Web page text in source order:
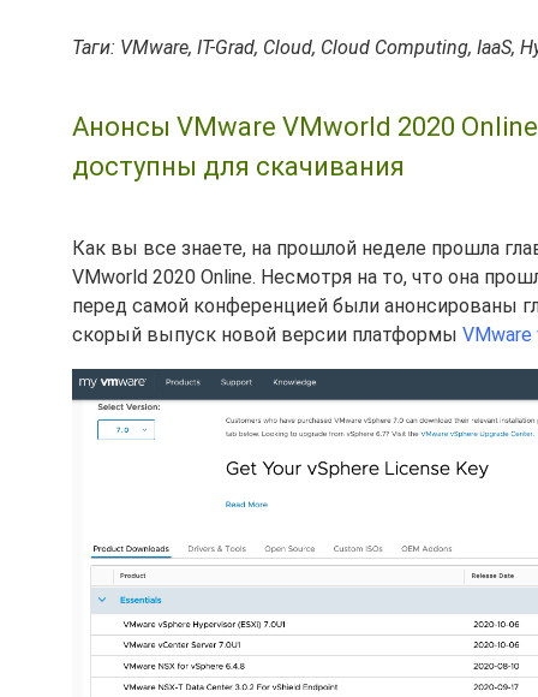
Таги: VMware, IT-Grad, Cloud, Cloud Computing, IaaS,
Анонсы VMware VMworld 2020
доступны для скачивания
Как вы все знаете, на прошлой неделе прошла
VMworld 2020 Online. Несмотря на то, что она
перед самой конференцией были анонсированы
скорый выпуск новой версии платформы VMware